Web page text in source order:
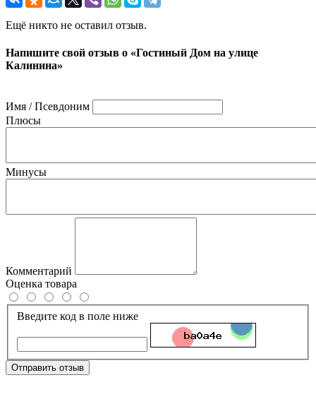
Ещё никто не оставил отзыв.
Напишите свой отзыв о «Гостиный Дом на улице
Калинина»
Имя / Псевдоним
Плюсы
Минусы
Комментарий
Оценка товара
Введите код в поле ниже
Отправить отзыв